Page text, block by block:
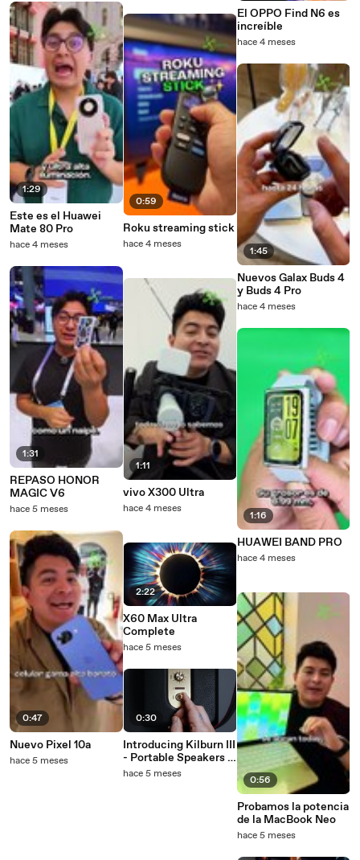
1:29
Este es el Huawei
Mate 80 Pro
hace 4 meses
1:31
REPASO HONOR
MAGIC V6
hace 5 meses
0:47
Nuevo Pixel 10a
hace 5 meses
0:59
Roku streaming stick
hace 4 meses
1:11
vivo X300 Ultra
hace 4 meses
2:22
X60 Max Ultra
Complete
hace 5 meses
0:30
Introducing Kilburn III
- Portable Speakers -
Marshall
hace 5 meses
El OPPO Find N6 es
increíble
hace 4 meses
1:45
Nuevos Galax Buds 4
y Buds 4 Pro
hace 4 meses
1:16
HUAWEI BAND PRO
hace 4 meses
0:56
Probamos la potencia
de la MacBook Neo
hace 5 meses